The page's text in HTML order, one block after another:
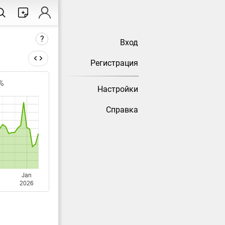
Вход
Регистрация
Настройки
Справка
?
не
Jan
2026